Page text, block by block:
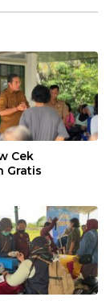
Cek
Gratis